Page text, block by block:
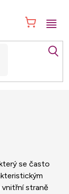
se často
straně